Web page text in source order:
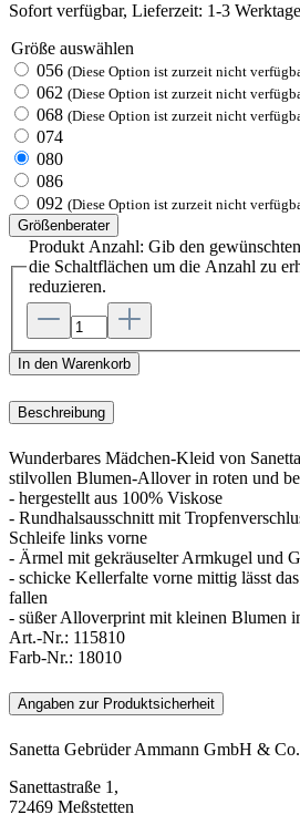
Sofort verfügbar, Lieferzeit: 1-3 Werktage
Größe auswählen
056 (Diese Option ist zurzeit nicht
062 (Diese Option ist zurzeit nicht
068 (Diese Option ist zurzeit nicht
074
080
086
092 (Diese Option ist zurzeit nicht
Größenberater
Produkt Anzahl: Gib den
die Schaltflächen um die Anzahl zu
reduzieren.
In den Warenkorb
Beschreibung
Wunderbares Mädchen-Kleid von
stilvollen Blumen-Allover in roten und
- hergestellt aus 100% Viskose
- Rundhalsausschnitt mit
Schleife links vorne
- Ärmel mit gekräuselter Armkugel und
- schicke Kellerfalte vorne mittig lässt
fallen
- süßer Alloverprint mit kleinen Blumen
Art.-Nr.: 115810
Farb-Nr.: 18010
Angaben zur Produktsicherheit
Sanetta Gebrüder Ammann GmbH &
Sanettastraße 1,
72469 Meßstetten